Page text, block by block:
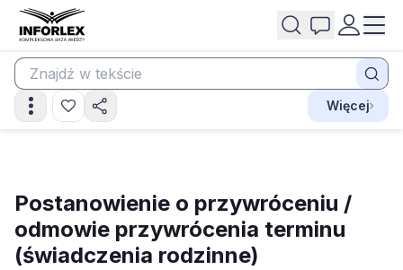
Więcej
Postanowienie o przywróceniu /
odmowie przywrócenia terminu
(świadczenia rodzinne)